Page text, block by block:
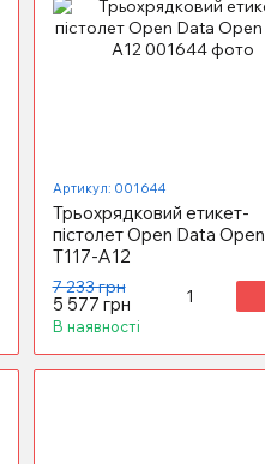
Артикул: 001644
Трьохрядковий етикет-
пістолет Open Data Open
Т117-А12
7 233 грн
5 577 грн
В наявності